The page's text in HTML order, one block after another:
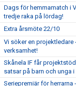
Dags för hemmamatch i
tredje raka på lördag!
Extra årsmöte 22/10
Vi söker en projektledare
verksamhet!
Skånela IF får
satsar på barn och unga
Seriepremiär för